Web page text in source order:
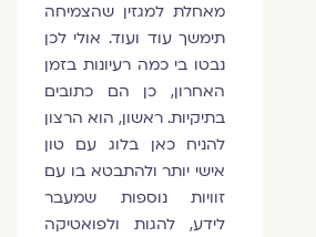
מאחלת למגזין שהצמיחה
תימשך עוד ועוד. אולי לכן
נבטו בי כמה רעיונות בזמן
האחרון, כן הם כתובים
בתיקיות. ראשון, הוא הרצון
להניח כאן בלוג עם טון
אישי יותר ולהתבטא בו עם
זוויות נוספות שמעבר
לידע, להגות ולפואטיקה